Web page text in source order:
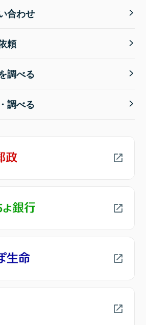
合わせ
頼
調べる
調べる